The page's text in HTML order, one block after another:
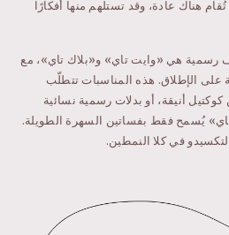
هناك عادة، وقد تستلهم منها أفكارًا
رسمية هي «وايت تاي» و«بلاك تاي»، مع
على الإطلاق. هذه المناسبات تتطلّب
أنيقة، أو بدلات رسمية نسائية
يُسمح فقط بفساتين السهرة الطويلة.
في كلا النمطين.